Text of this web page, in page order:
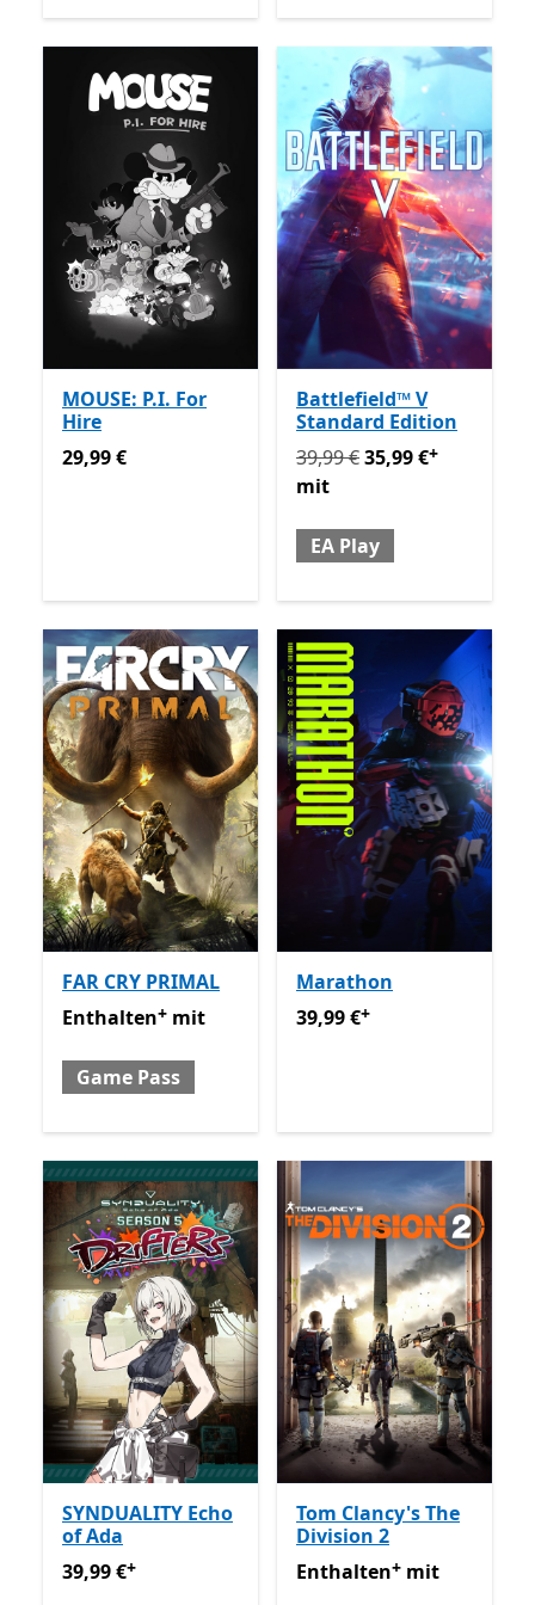
MOUSE: P.I. For
Hire
29,99 €
29,99 €
Battlefield™ V
Standard Edition
Ursprünglich 39,99 € jetzt
39,99 €35,99 €+
mit
EA Play
FAR CRY PRIMAL
Enthalten mit Game Pass
Enthält In-App-Käufe
Enthalten+ mit
Game Pass
Marathon
39,99 €Enthält In-App-
39,99 €+
SYNDUALITY Echo
of Ada
39,99 €Enthält In-App-Käufe
39,99 €+
Tom Clancy's The
Division 2
Enthalten mit Game Pass
Enthalten+ mit